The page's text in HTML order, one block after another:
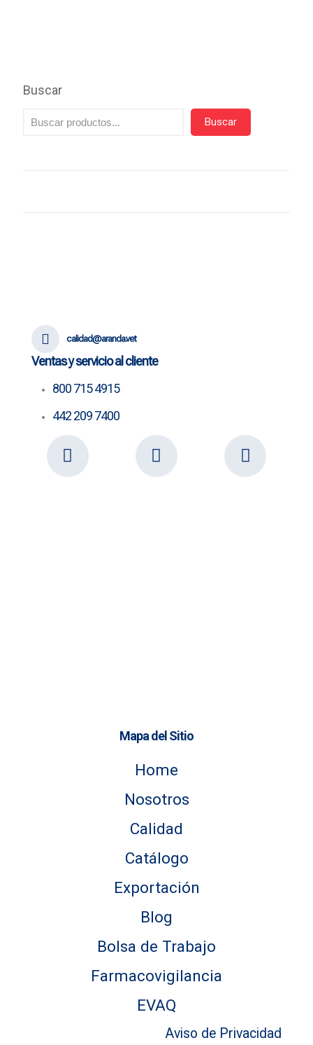
Buscar
Buscar
calidad@aranda.vet
Ventas y servicio al cliente
800 715 4915
442 209 7400
Mapa del Sitio
Home
Nosotros
Calidad
Catálogo
Exportación
Blog
Bolsa de Trabajo
Farmacovigilancia
EVAQ
Aviso de Privacidad